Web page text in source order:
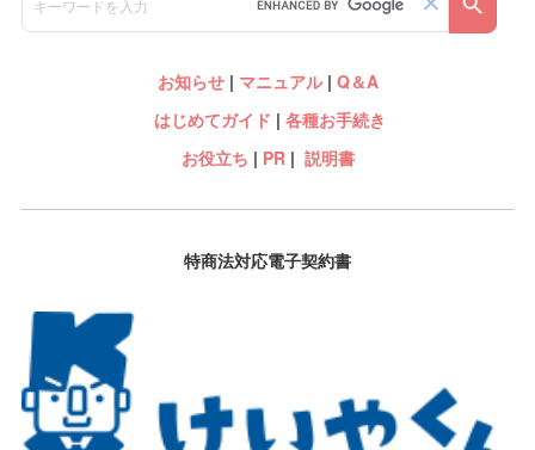
お知らせ| マニュアル| Q＆A
はじめてガイド | 各種お手続き
お役立ち | PR| 説明書
特商法対応電子契約書